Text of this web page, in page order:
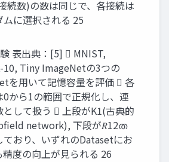
続数)の数は同じで、各接続は
ムに選択される 25
表出典：[5]  MNIST,
10, Tiny ImageNetの3つの
を用いて記憶容量を評価  各
0から1の範囲で正規化し、連
として扱う  上段がK1(古典的
network), 下段が𝑅12ത
ており、いずれのDatasetにお
精度の向上が見られる 26